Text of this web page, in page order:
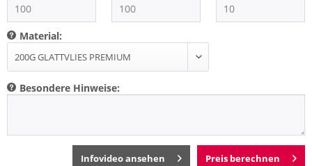
Material:
Besondere Hinweise:
Preis berechnen
Infovideo ansehen